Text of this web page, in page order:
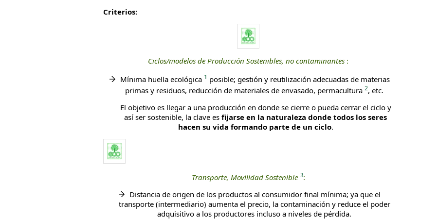
Criterios:
Ciclos/modelos de Producción Sostenibles, no contaminantes :
Mínima huella ecológica 1 posible; gestión y reutilización adecuadas de materias
primas y residuos, reducción de materiales de envasado, permacultura 2, etc.
El objetivo es llegar a una producción en donde se cierre o pueda cerrar el ciclo y
así ser sostenible, la clave es fijarse en la naturaleza donde todos los seres
hacen su vida formando parte de un ciclo.
Transporte, Movilidad Sostenible 3:
Distancia de origen de los productos al consumidor final mínima; ya que el
transporte (intermediario) aumenta el precio, la contaminación y reduce el poder
adquisitivo a los productores incluso a niveles de pérdida.